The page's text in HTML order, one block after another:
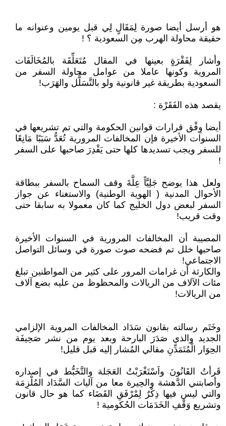
هو أرسل أيضا صورة لِمَقَالٍ لِي قبل يومين وعنوانه ما
حقيقة محاولة الهرب مِن السعودية ؟ !
وأشار لِفَقْرَةٍ بعينها في المقال مُتَعَلِّقَة بالمُخَالَفَات
المروية وكونها عاملا من عوامل محاولة السفر من
السعودية بطريقة غير قانونية ولو بالتَّسَلُّل والهَرَب!
يقصد هذه الفَقَرْة :
أيضا وِفْق قرارات قوانين الحكومة والتي تم تشريعها في
السنوات الأخيرة فإن المخالفات المرورية تُعَدُّ سَبَبًا مَانِعًا
للسفر ويجب تسديدها كلها حتى يَقْدِرَ صاحبها على السفر
!
ولعل هذا يوضح جَلِيَّاً عِلَّةَ وقف السماح بالسفر ببطاقة
الأحوال المدنية ( الهوية الوطنية) والاستغناء عن جواز
السفر لبعض دول الخليج كما كان معمولا به سابقا حتى
وقت قريب!
المصيبة أن المخالفات المرورية في السنوات الأخيرة
صاحبها خلل تم فضحه صوت صورة في وسائل التواصل
الاجتماعي!
والكارثة أن غرامات المرور على كثير من المواطنين تبلغ
مئات الآلاف من الريالات والمحظوظ من عليه بضع آلاف
من الريالات!
وخَتَم رسالته بقانون سَدَاد المخالفات المروية الإلزامي
الجديد والذي صَدَرَ البارحة وبعد يوم من نشر صَحِيفَة
الحِوَار الْمُتَمَدِّنِ مقالي المُشار إليه قبل قليل!
قَرأتُ القَانُونَ واَسْتَغْرَبْتُ العَجَلة والتَّخَبُّط في إصداره
وأصابتني الدَّهشة والحِيرة معا من آليات السَّدَاد المُلْزِمَة
والتي ليس فيها ذِكْرٌ لِمْرْفَقِ القَضَاء كما هو حال قانون
وتشريع وَقْفِ الخَدَمَات الحُكومية !